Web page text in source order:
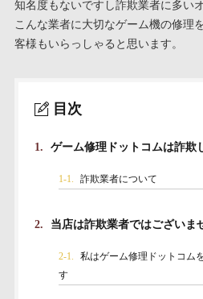
知名度もないですし詐欺業者に多い
こんな業者に大切なゲーム機の修理
客様もいらっしゃると思います。
目次
1. ゲーム修理ドットコムは詐欺
1-1. 詐欺業者について
2. 当店は詐欺業者ではございま
2-1.
私はゲーム修理ドットコム
す